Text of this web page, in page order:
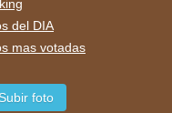
del DIA
mas votadas
Subir foto